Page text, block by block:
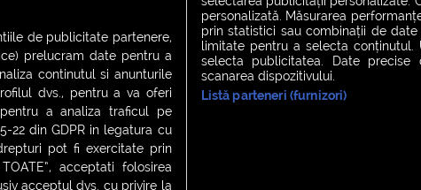
Politica de cookies | Contact
de publicitate partenere,
prelucram date pentru a
continutul si anunturile
dvs., pentru a va oferi
a analiza traficul pe
22 din GDPR in legatura cu
pot fi exercitate prin
acceptati folosirea
acceptul dvs. cu privire la
personalizată. Măsurarea
prin statistici sau combinații de
limitate pentru a selecta
selecta publicitatea. Date
scanarea dispozitivului.
Listă parteneri (furnizori)